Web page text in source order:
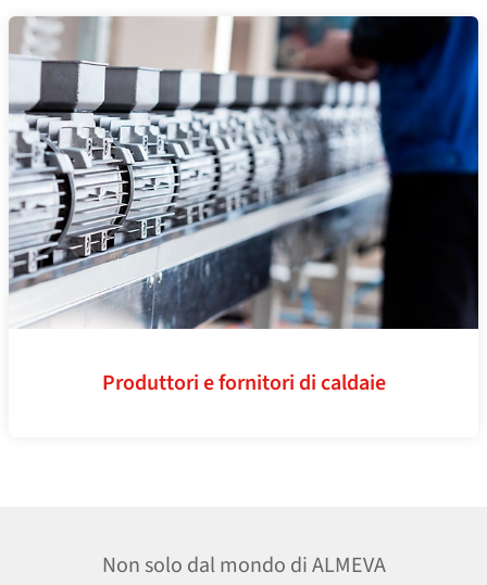
Produttori e fornitori di caldaie
Non solo dal mondo di ALMEVA